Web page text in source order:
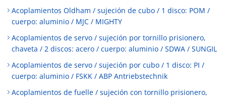
Acoplamientos Oldham / sujeción de cubo / 1 disco: POM /
cuerpo: aluminio / MJC / MIGHTY
Acoplamientos de servo / sujeción por tornillo prisionero,
chaveta / 2 discos: acero / cuerpo: aluminio / SDWA / SUNGIL
Acoplamientos de servo / sujeción por cubo / 1 disco: PI /
cuerpo: aluminio / FSKK / ABP Antriebstechnik
Acoplamientos de fuelle / sujeción con tornillo prisionero,